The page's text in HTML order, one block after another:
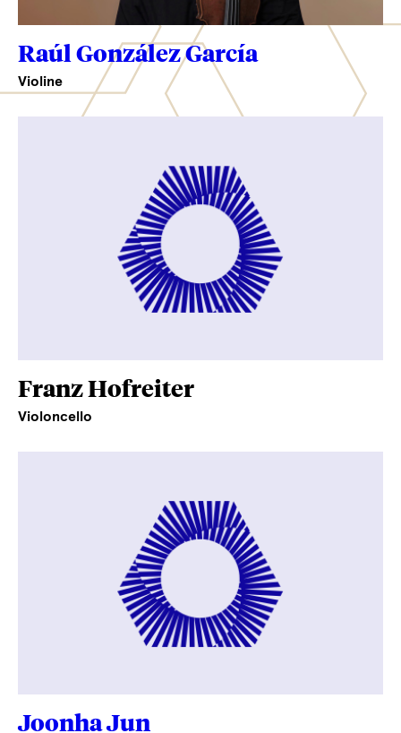
Raúl González García
Violine
Franz Hofreiter
Violoncello
Joonha Jun